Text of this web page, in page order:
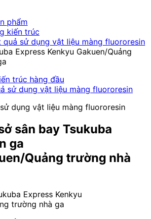
phẩm
kiến trúc
quả sử dụng vật liệu màng fluororesin
Express Kenkyu Gakuen/Quảng
trúc hàng đầu
sử dụng vật liệu màng fluororesin
dụng vật liệu màng fluororesin
sân bay Tsukuba
ga
Quảng trường nhà